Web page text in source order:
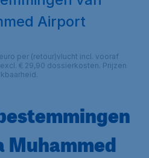
Airport
per (retour)vlucht incl. vooraf
€ 29,90 dossierkosten. Prijzen